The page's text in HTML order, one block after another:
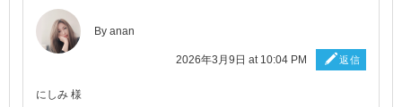
By anan
2026年3月9日 at 10:04 PM 返信
にしみ 様